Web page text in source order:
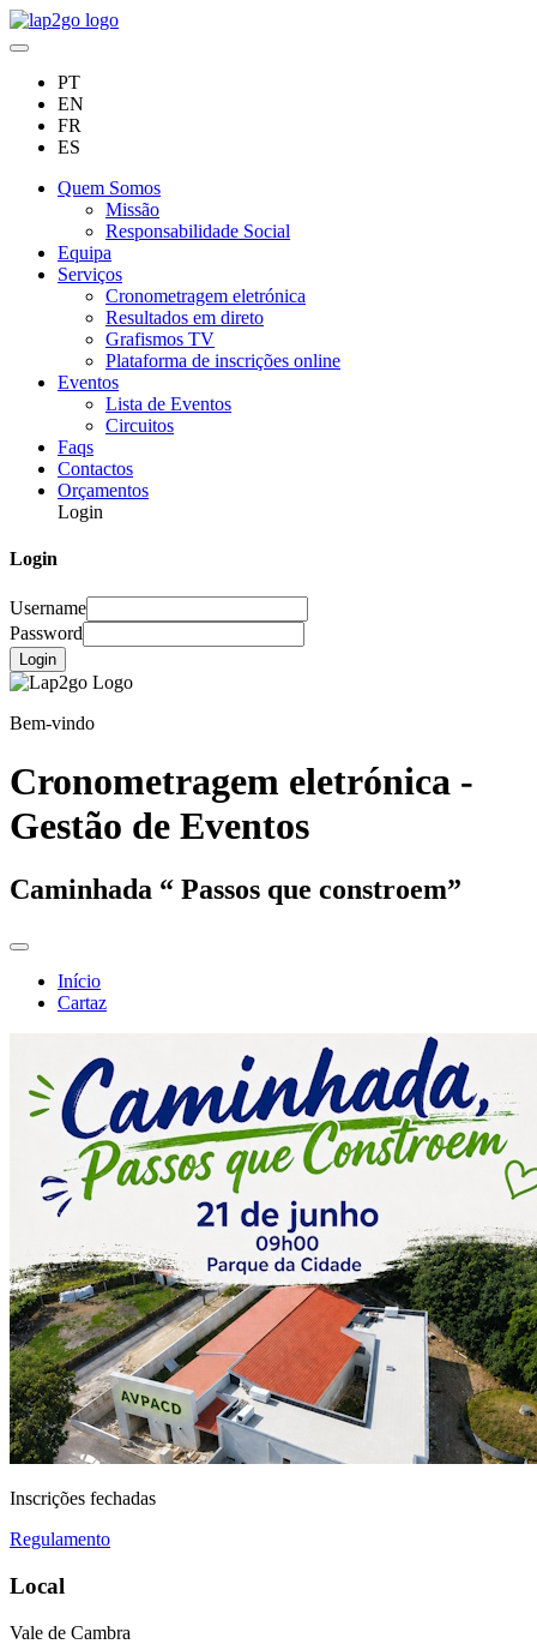
PT
EN
FR
ES
Quem Somos
Missão
Responsabilidade Social
Equipa
Serviços
Cronometragem eletrónica
Resultados em direto
Grafismos TV
Plataforma de inscrições online
Eventos
Lista de Eventos
Circuitos
Faqs
Contactos
Orçamentos
Login
Login
Username
Password
Login
Bem-vindo
Cronometragem eletrónica -
Gestão de Eventos
Caminhada “ Passos que constroem”
Início
Cartaz
Inscrições fechadas
Regulamento
Local
Vale de Cambra